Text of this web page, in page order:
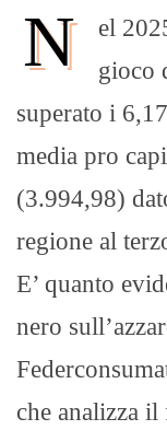
N
el
gioco
superato i
media pro
(3.994,98)
regione al
E’ quanto
nero
che analizza